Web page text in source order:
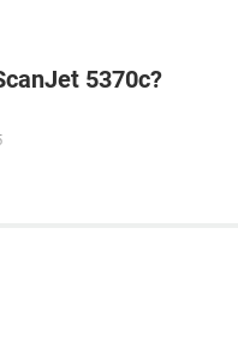
5370c?